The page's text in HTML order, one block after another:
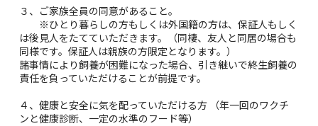
３、ご家族全員の同意があること。
※ひとり暮らしの方もしくは外国籍の方は、保証人もしく
は後見人をたてていただきます。（同棲、友人と同居の場合も
同様です。保証人は親族の方限定となります。）
諸事情により飼養が困難になった場合、引き継いで終生飼養の
責任を負っていただけることが前提です。
４、健康と安全に気を配っていただける方 （年一回のワクチ
ンと健康診断、一定の水準のフード等）